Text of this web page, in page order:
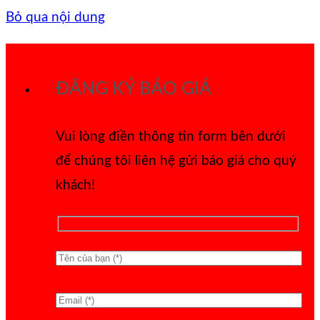
Bỏ qua nội dung
ĐĂNG KÝ BÁO GIÁ
Vui lòng điền thông tin form bên dưới
để chúng tôi liên hệ gửi báo giá cho quý
khách!